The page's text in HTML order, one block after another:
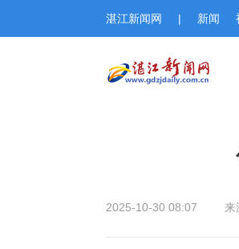
湛江新闻网 | 新闻
2025-10-30 08:07 来